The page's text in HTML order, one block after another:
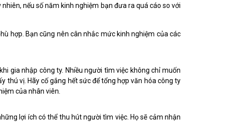
nếu số năm kinh nghiệm bạn đưa ra quá cáo so với
hợp. Bạn cũng nên cân nhắc mức kinh nghiệm của các
gia nhập công ty. Nhiều người tìm việc không chỉ muốn
thú vị. Hãy cố gắng hết sức để tổng hợp văn hóa công ty
của nhân viên.
lợi ích có thể thu hút người tìm việc. Họ sẽ cảm nhận